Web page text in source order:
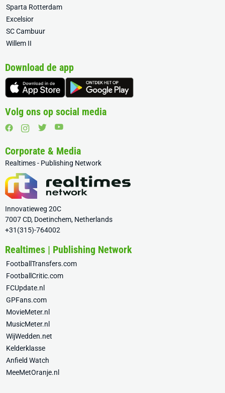
Sparta Rotterdam
Excelsior
SC Cambuur
Willem II
Download de app
Volg ons op social media
Corporate & Media
Realtimes - Publishing Network
Innovatieweg 20C
7007 CD, Doetinchem, Netherlands
+31(315)-764002
Realtimes | Publishing Network
FootballTransfers.com
FootballCritic.com
FCUpdate.nl
GPFans.com
MovieMeter.nl
MusicMeter.nl
WijWedden.net
Kelderklasse
Anfield Watch
MeeMetOranje.nl